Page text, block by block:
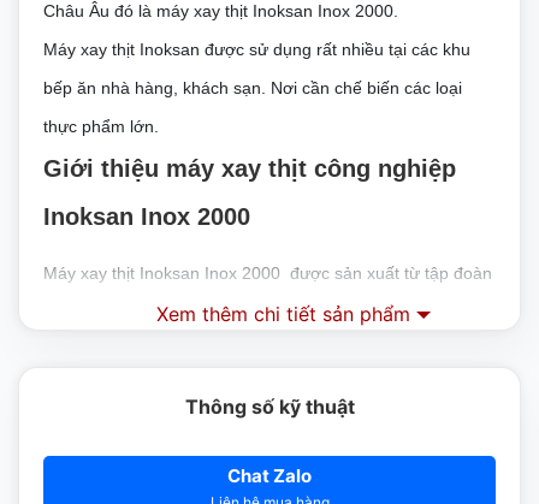
Châu Âu đó là máy xay thịt Inoksan Inox 2000.
Máy xay thịt Inoksan được sử dụng rất nhiều tại các khu
bếp ăn nhà hàng, khách sạn. Nơi cần chế biến các loại
thực phẩm lớn.
Giới thiệu máy xay thịt công nghiệp
Inoksan Inox 2000
Máy xay thịt Inoksan Inox 2000 được sản xuất từ tập đoàn
Inoksan tới từ Thổ Nhĩ Kỳ. Đất nước có nền công nghiệp
so với dòng nhập khẩu
Xem thêm chi tiết sản phẩm
Thông số kỹ thuật
Chat Zalo